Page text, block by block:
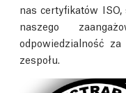
nas certyfikatów
naszego
odpowiedzialność
zespołu.